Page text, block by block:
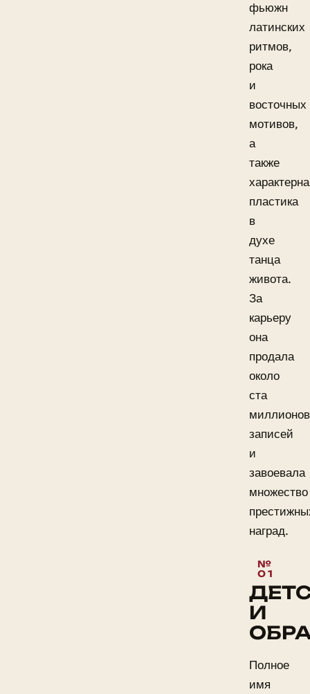
фьюжн
латинских
ритмов,
рока
и
восточных
мотивов,
а
также
пластика
в
духе
танца
живота.
За
карьеру
она
продала
около
ста
миллионов
записей
и
завоевала
множество
наград.
И
Полное
имя